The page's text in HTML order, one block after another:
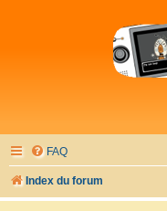
FAQ
Index du forum